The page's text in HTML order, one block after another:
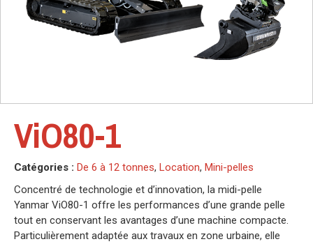
ViO80-1
Catégories : De 6 à 12 tonnes, Location, Mini-pelles
Concentré de technologie et d’innovation, la midi-pelle
Yanmar ViO80-1 offre les performances d’une grande pelle
tout en conservant les avantages d’une machine compacte.
Particulièrement adaptée aux travaux en zone urbaine, elle